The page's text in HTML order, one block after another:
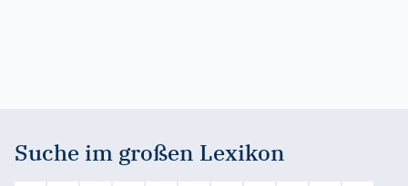
Suche im großen Lexikon